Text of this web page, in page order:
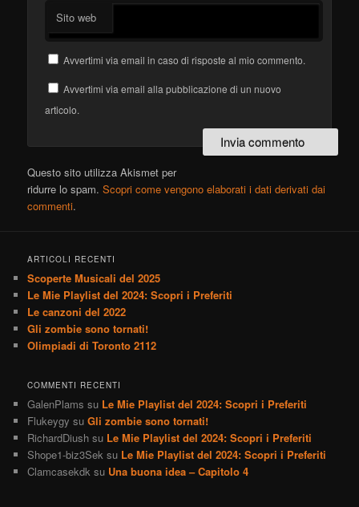
Sito web
Avvertimi via email in caso di risposte al mio commento.
Avvertimi via email alla pubblicazione di un nuovo
articolo.
Questo sito utilizza Akismet per
ridurre lo spam.Scopri come vengono elaborati i dati derivati dai
commenti.
ARTICOLI RECENTI
Scoperte Musicali del 2025
Le Mie Playlist del 2024: Scopri i Preferiti
Le canzoni del 2022
Gli zombie sono tornati!
Olimpiadi di Toronto 2112
COMMENTI RECENTI
GalenPlams su Le Mie Playlist del 2024: Scopri i Preferiti
Flukeygy suGli zombie sono tornati!
RichardDiush su Le Mie Playlist del 2024: Scopri i Preferiti
Shope1-biz3Sek su Le Mie Playlist del 2024: Scopri i Preferiti
Clamcasekdk su Una buona idea – Capitolo 4